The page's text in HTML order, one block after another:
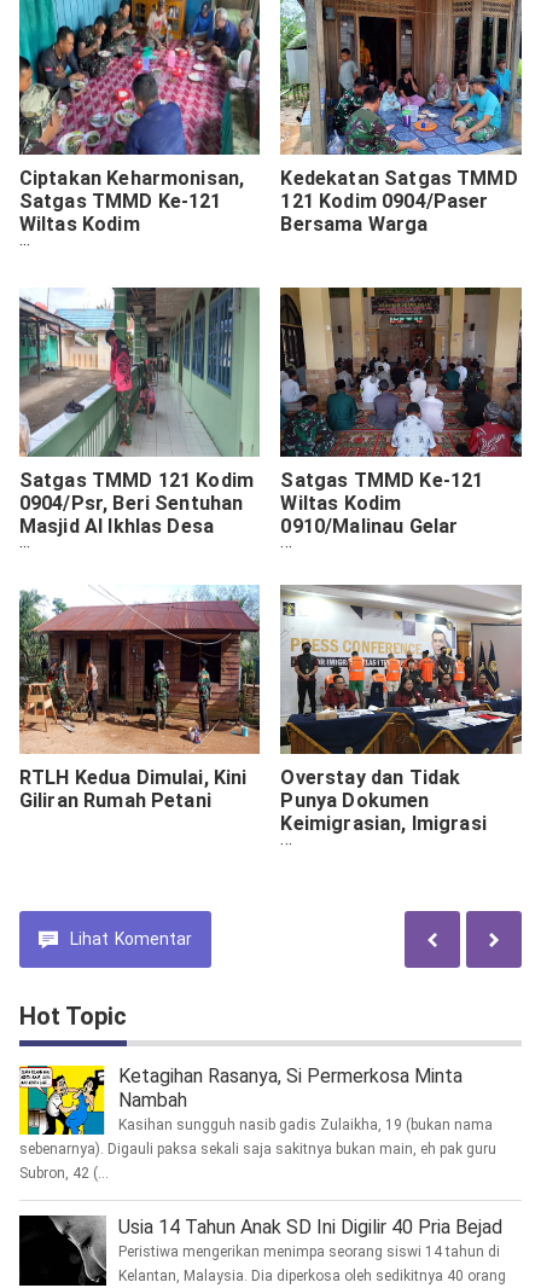
Ciptakan Keharmonisan,
Satgas TMMD Ke-121
Wiltas Kodim
0910/Malinau Makan
Kedekatan Satgas TMMD
121 Kodim 0904/Paser
Bersama Warga
Satgas TMMD 121 Kodim
0904/Psr, Beri Sentuhan
Masjid Al Ikhlas Desa
Sunge Terik
Satgas TMMD Ke-121
Wiltas Kodim
0910/Malinau Gelar
Ceramah Agama Islam
RTLH Kedua Dimulai, Kini
Giliran Rumah Petani
Overstay dan Tidak
Punya Dokumen
Keimigrasian, Imigrasi
Bali Amankan 7 Orang
Lihat Komentar
Hot Topic
Ketagihan Rasanya, Si Permerkosa Minta
Nambah
Kasihan sungguh nasib gadis Zulaikha, 19 (bukan nama
sebenarnya). Digauli paksa sekali saja sakitnya bukan main, eh pak guru
Subron, 42 (...
Usia 14 Tahun Anak SD Ini Digilir 40 Pria Bejad
Peristiwa mengerikan menimpa seorang siswi 14 tahun di
Kelantan, Malaysia. Dia diperkosa oleh sedikitnya 40 orang